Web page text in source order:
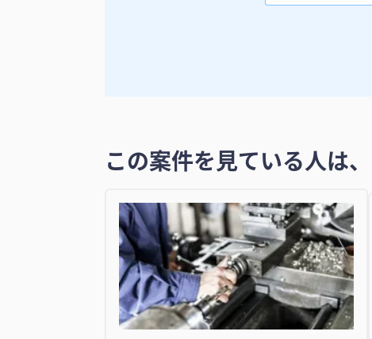
この案件を見ている人は